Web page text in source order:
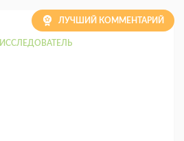
ИССЛЕДОВАТЕЛЬ
ЛУЧШИЙ КОММЕНТАРИЙ